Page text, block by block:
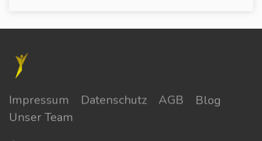
Impressum Datenschutz AGB
Blog
Unser Team